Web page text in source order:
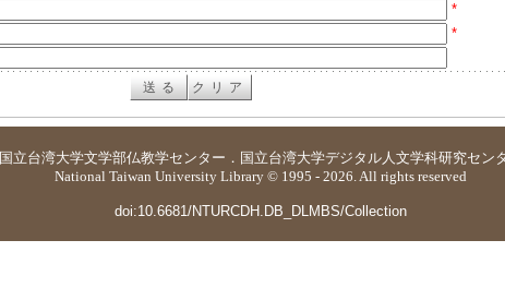
*
*
国立台湾大学文学部仏教学センター ． 国立台湾大学デジタル人文学科研究セン
National Taiwan University Library © 1995 - 2026. All rights reserved
doi:10.6681/NTURCDH.DB_DLMBS/Collection